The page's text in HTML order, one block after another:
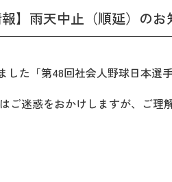
報】雨天中止（順延）の
した「第48回社会人野球日本選
ご迷惑をおかけしますが、ご理